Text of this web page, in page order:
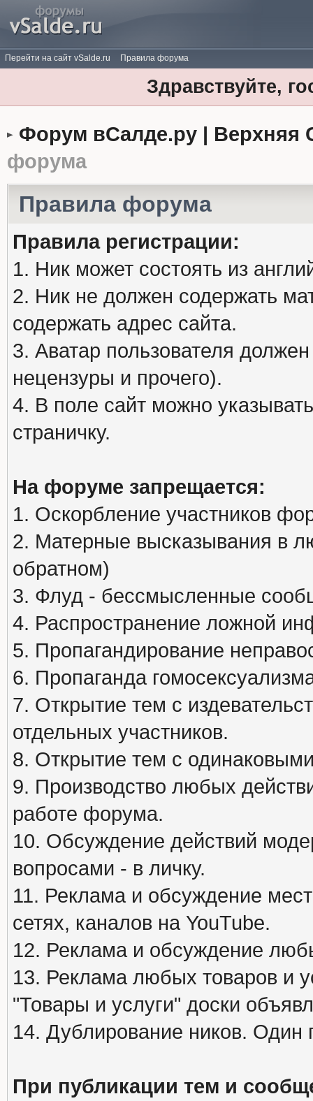
Перейти на сайт vSalde.ru Правила форума
Здравствуйте,
Форум вСалде.ру | Верхняя
форума
Правила форума
Правила регистрации:
1. Ник может состоять из
2. Ник не должен содержать
содержать адрес сайта.
3. Аватар пользователя
нецензуры и прочего).
4. В поле сайт можно
страничку.
На форуме запрещается:
1. Оскорбление участников
2. Матерные высказывания в
обратном)
3. Флуд - бессмысленные
4. Распространение ложной
5. Пропагандирование
6. Пропаганда
7. Открытие тем с
отдельных участников.
8. Открытие тем с
9. Производство любых
работе форума.
10. Обсуждение действий
вопросами - в личку.
11. Реклама и обсуждение
сетях, каналов на YouTube.
12. Реклама и обсуждение
13. Реклама любых товаров и
"Товары и услуги" доски
14. Дублирование ников. Один
При публикации тем и